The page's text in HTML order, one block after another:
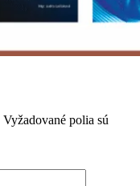
Vyžadované polia sú